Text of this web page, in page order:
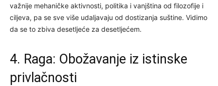
važnije mehaničke aktivnosti, politika i vanjština od filozofije i
ciljeva, pa se sve više udaljavaju od dostizanja suštine. Vidimo
da se to zbiva desetljeće za desetljećem.
4. Raga: Obožavanje iz istinske
privlačnosti